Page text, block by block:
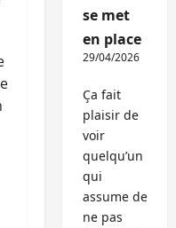
se met
en place
29/04/2026
Ça fait
plaisir de
voir
quelqu’un
qui
assume de
ne pas